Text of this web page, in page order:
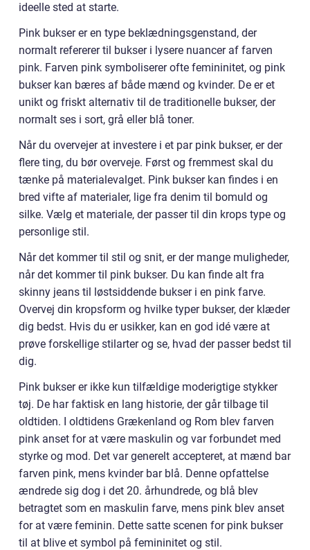
ideelle sted at starte.
Pink bukser er en type beklædningsgenstand, der
normalt refererer til bukser i lysere nuancer af farven
pink. Farven pink symboliserer ofte femininitet, og pink
bukser kan bæres af både mænd og kvinder. De er et
unikt og friskt alternativ til de traditionelle bukser, der
normalt ses i sort, grå eller blå toner.
Når du overvejer at investere i et par pink bukser, er der
flere ting, du bør overveje. Først og fremmest skal du
tænke på materialevalget. Pink bukser kan findes i en
bred vifte af materialer, lige fra denim til bomuld og
silke. Vælg et materiale, der passer til din krops type og
personlige stil.
Når det kommer til stil og snit, er der mange muligheder,
når det kommer til pink bukser. Du kan finde alt fra
skinny jeans til løstsiddende bukser i en pink farve.
Overvej din kropsform og hvilke typer bukser, der klæder
dig bedst. Hvis du er usikker, kan en god idé være at
prøve forskellige stilarter og se, hvad der passer bedst til
dig.
Pink bukser er ikke kun tilfældige moderigtige stykker
tøj. De har faktisk en lang historie, der går tilbage til
oldtiden. I oldtidens Grækenland og Rom blev farven
pink anset for at være maskulin og var forbundet med
styrke og mod. Det var generelt accepteret, at mænd bar
farven pink, mens kvinder bar blå. Denne opfattelse
ændrede sig dog i det 20. århundrede, og blå blev
betragtet som en maskulin farve, mens pink blev anset
for at være feminin. Dette satte scenen for pink bukser
til at blive et symbol på femininitet og stil.